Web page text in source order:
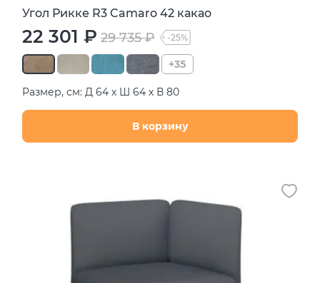
Угол Рикке R3 Camaro 42 какао
22 301 ₽ 29 735 ₽ -25%
+35
Размер, см: Д 64 х Ш 64 х В 80
В корзину